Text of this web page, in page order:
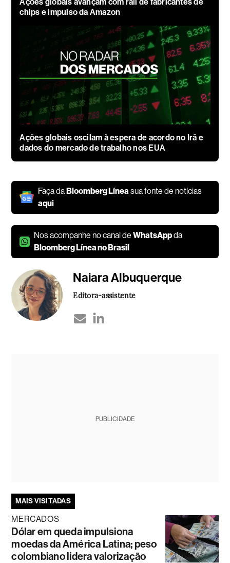
chips e impulso da Amazon
Ações globais oscilam à espera de acordo no Irã e
dados do mercado de trabalho nos EUA
Faça daBloomberg Línea sua fonte de notícias
aqui
Nos acompanhe no canal deWhatsAppda
Bloomberg Línea no Brasil
Naiara Albuquerque
Editora-assistente
PUBLICIDADE
MAIS VISITADAS
MERCADOS
Dólar em queda impulsiona
moedas da América Latina; peso
colombiano lidera valorização